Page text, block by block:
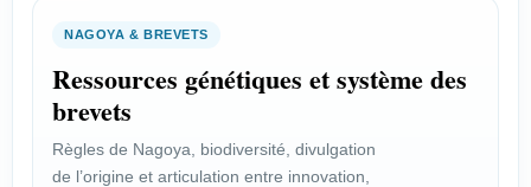
NAGOYA & BREVETS
Ressources génétiques et système des
brevets
Règles de Nagoya, biodiversité, divulgation
de l’origine et articulation entre innovation,